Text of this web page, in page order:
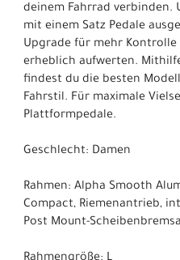
deinem Fahrrad verbinden.
mit einem Satz Pedale
Upgrade für mehr
erheblich aufwerten.
findest du die besten
Fahrstil. Für maximale
Plattformpedale.
Geschlecht: Damen
Rahmen: Alpha Smooth
Compact, Riemenantrieb,
Post Mount-